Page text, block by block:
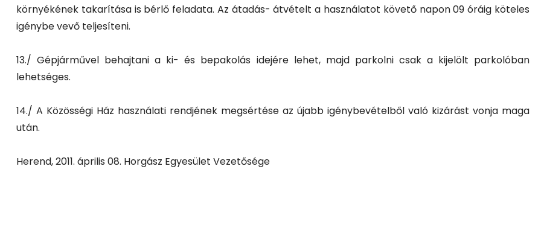
környékének takarítása is bérlő feladata. Az átadás- átvételt a használatot követő napon 09 óráig köteles
igénybe vevő teljesíteni.
13./ Gépjárművel behajtani a ki- és bepakolás idejére lehet, majd parkolni csak a kijelölt parkolóban
lehetséges.
14./ A Közösségi Ház használati rendjének megsértése az újabb igénybevételből való kizárást vonja maga
után.
Herend, 2011. április 08. Horgász Egyesület Vezetősége